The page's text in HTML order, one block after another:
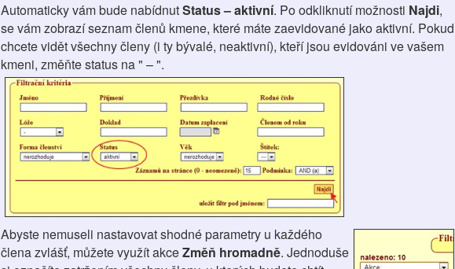
Automaticky vám bude nabídnutStatus – aktivní. Po odkliknutí možnosti Najdi,
se vám zobrazí seznam členů kmene, které máte zaevidované jako aktivní. Pokud
chcete vidět všechny členy (i ty bývalé, neaktivní), kteří jsou evidováni ve vašem
kmeni, změňte status na " – ".
Abyste nemuseli nastavovat shodné parametry u každého
člena zvlášť, můžete využít akceZměň hromadně. Jednoduše